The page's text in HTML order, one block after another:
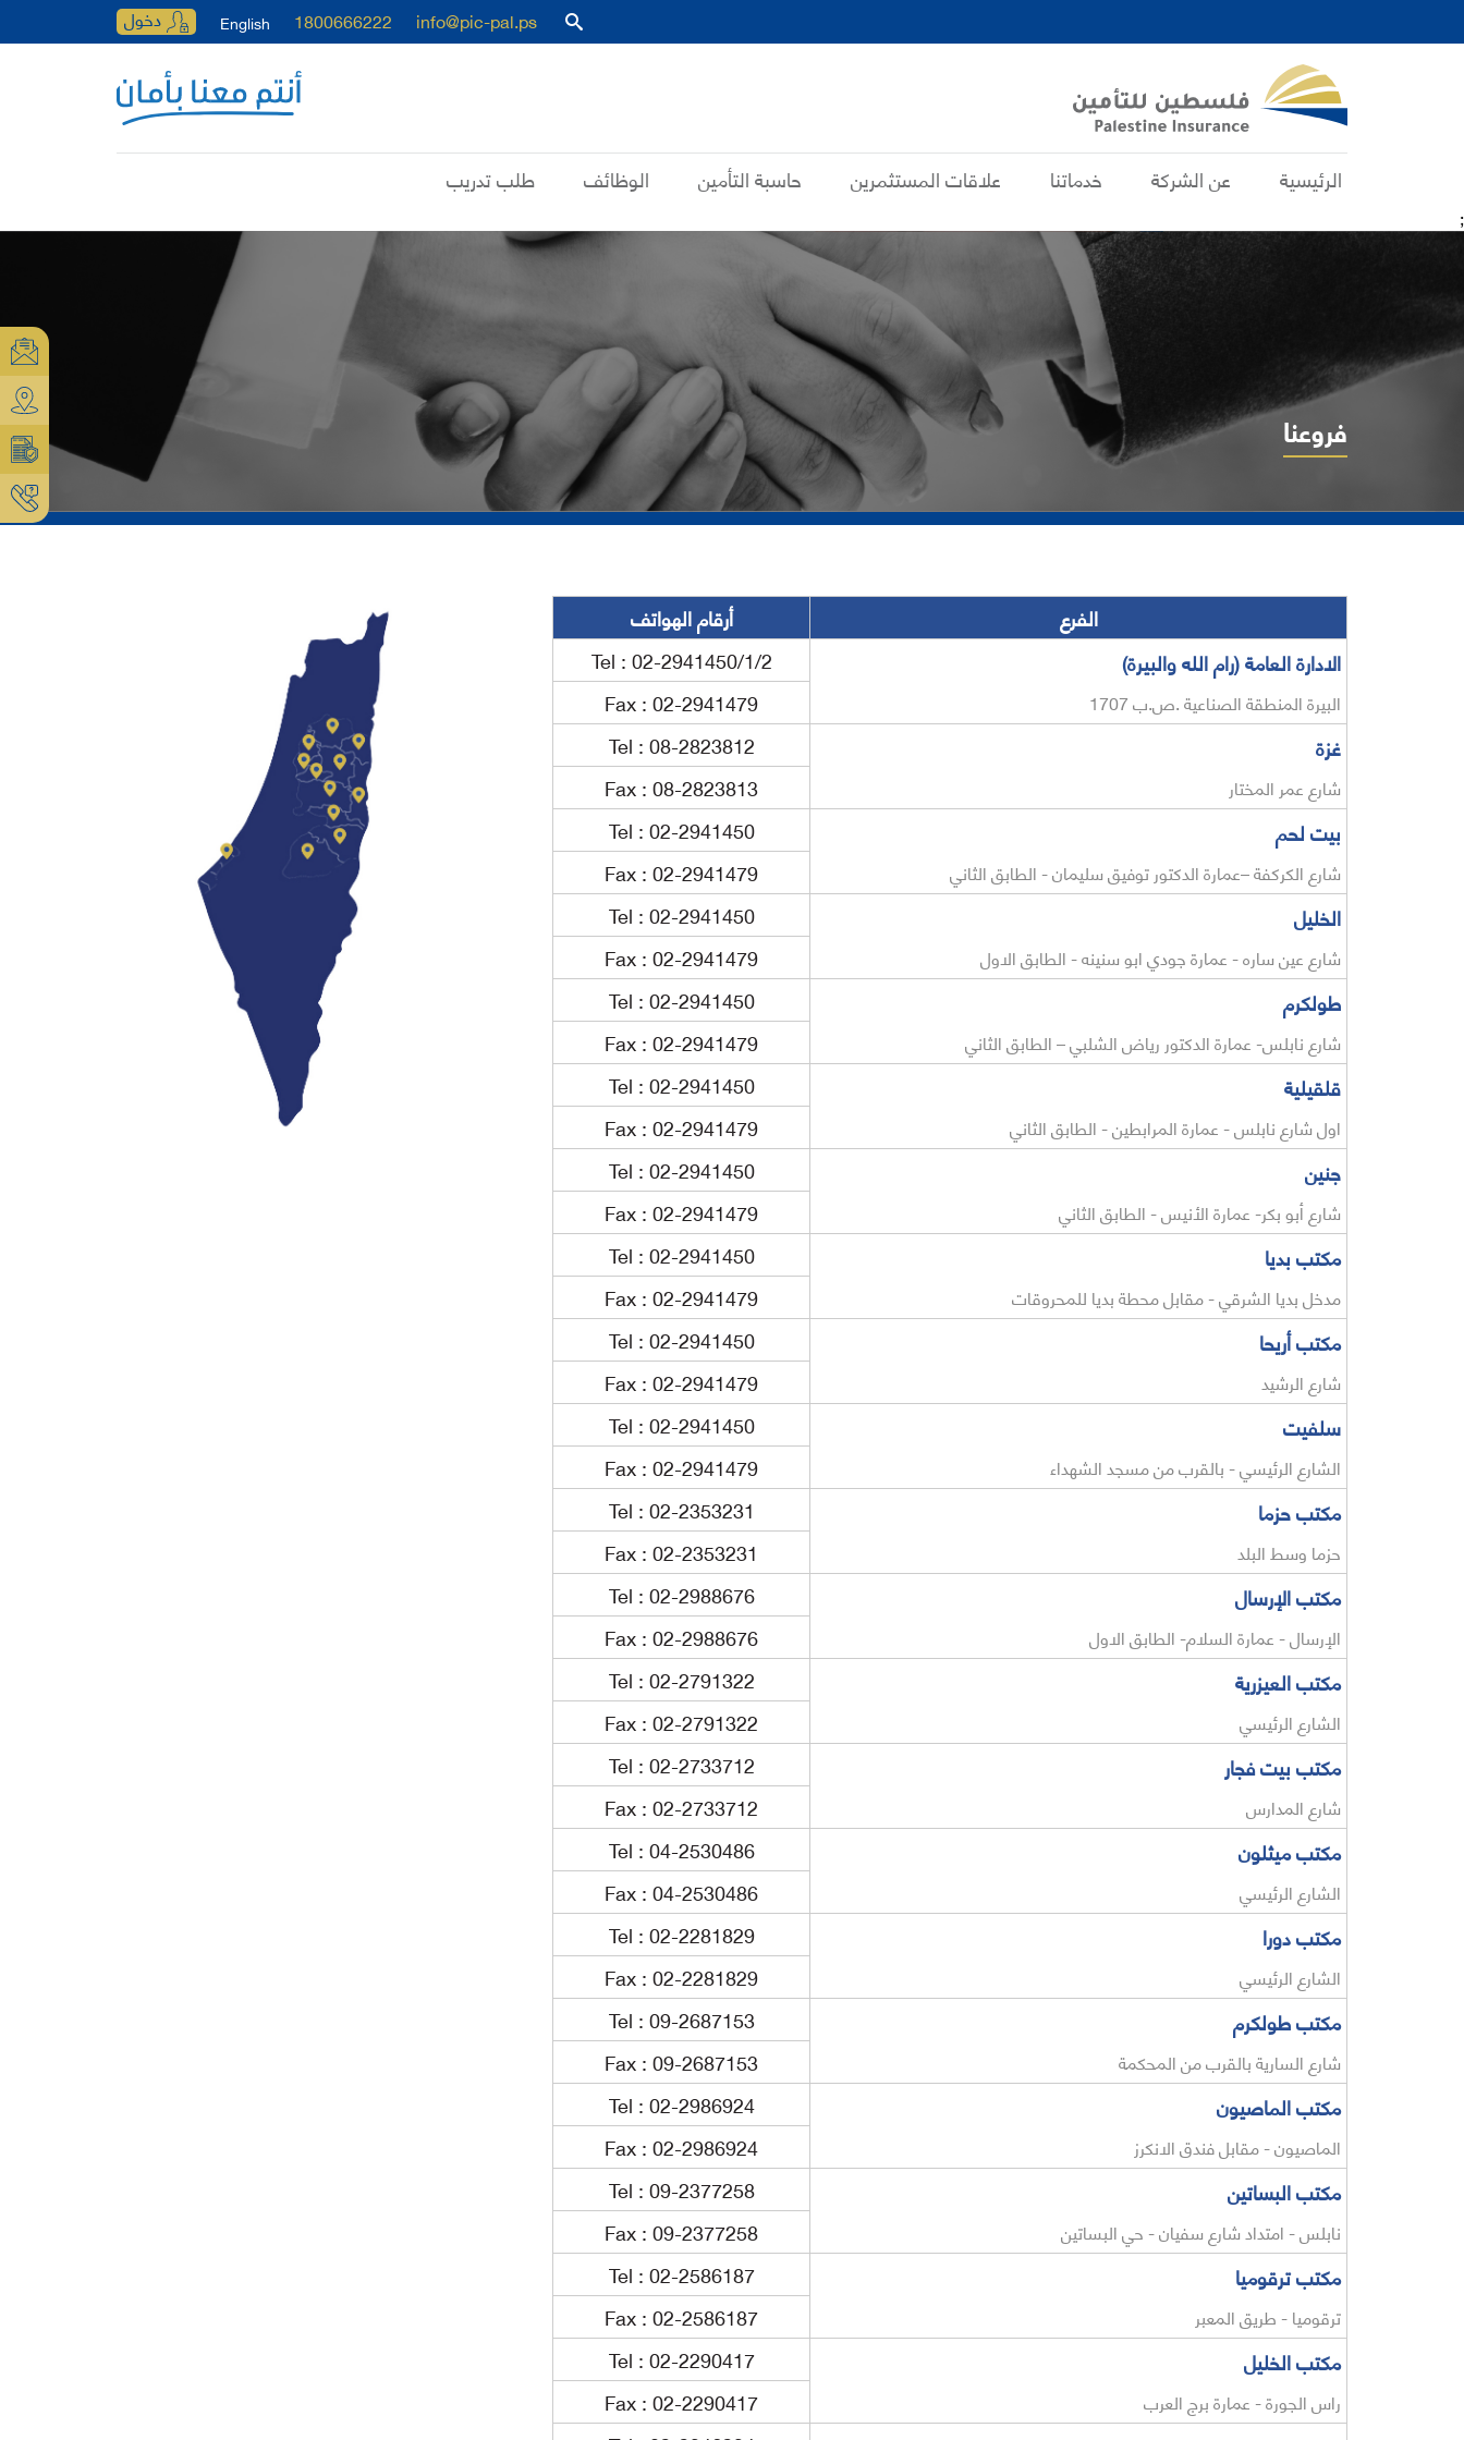
info@pic-pal.ps
1800666222
English دخول
الرئيسية عن الشركة خدماتنا علاقات المستثمرين حاسبة التأمين الوظائف طلب تدريب
;
فروعنا
الفرع
أرقام الهواتف
الادارة العامة (رام الله والبيرة)
البيرة المنطقة الصناعية .ص.ب 1707
Tel : 02-2941450/1/2
Fax : 02-2941479
غزة
شارع عمر المختار
Tel : 08-2823812
Fax : 08-2823813
بيت لحم
شارع الكركفة –عمارة الدكتور توفيق سليمان - الطابق الثاني
Tel : 02-2941450
Fax : 02-2941479
الخليل
شارع عين ساره - عمارة جودي ابو سنينه - الطابق الاول
Tel : 02-2941450
Fax : 02-2941479
طولكرم
شارع نابلس- عمارة الدكتور رياض الشلبي – الطابق الثاني
Tel : 02-2941450
Fax : 02-2941479
قلقيلية
اول شارع نابلس - عمارة المرابطين - الطابق الثاني
Tel : 02-2941450
Fax : 02-2941479
جنين
شارع أبو بكر- عمارة الأنيس - الطابق الثاني
Tel : 02-2941450
Fax : 02-2941479
مكتب بديا
مدخل بديا الشرقي - مقابل محطة بديا للمحروقات
Tel : 02-2941450
Fax : 02-2941479
مكتب أريحا
شارع الرشيد
Tel : 02-2941450
Fax : 02-2941479
سلفيت
الشارع الرئيسي - بالقرب من مسجد الشهداء
Tel : 02-2941450
Fax : 02-2941479
مكتب حزما
حزما وسط البلد
Tel : 02-2353231
Fax : 02-2353231
مكتب الإرسال
الإرسال - عمارة السلام- الطابق الاول
Tel : 02-2988676
Fax : 02-2988676
مكتب العيزرية
الشارع الرئيسي
Tel : 02-2791322
Fax : 02-2791322
مكتب بيت فجار
شارع المدارس
Tel : 02-2733712
Fax : 02-2733712
مكتب ميثلون
الشارع الرئيسي
Tel : 04-2530486
Fax : 04-2530486
مكتب دورا
الشارع الرئيسي
Tel : 02-2281829
Fax : 02-2281829
مكتب طولكرم
شارع السارية بالقرب من المحكمة
Tel : 09-2687153
Fax : 09-2687153
مكتب الماصيون
الماصيون - مقابل فندق الانكرز
Tel : 02-2986924
Fax : 02-2986924
مكتب البساتين
نابلس - امتداد شارع سفيان - حي البساتين
Tel : 09-2377258
Fax : 09-2377258
مكتب ترقوميا
ترقوميا - طريق المعبر
Tel : 02-2586187
Fax : 02-2586187
مكتب الخليل
راس الجورة - عمارة برج العرب
Tel : 02-2290417
Fax : 02-2290417